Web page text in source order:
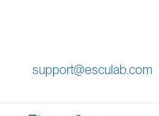
support@esculab.com